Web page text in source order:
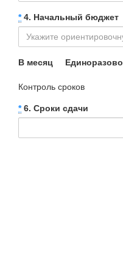
*4. Начальный бюджет
В месяц Единоразово
Контроль сроков
*6. Сроки сдачи